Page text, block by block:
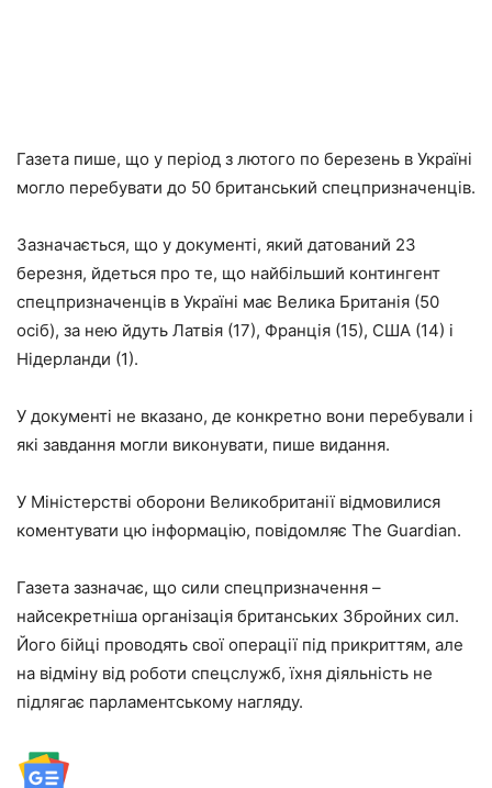
Газета пише, що у період з лютого по березень в Україні
могло перебувати до 50 британський спецпризначенців.
Зазначається, що у документі, який датований 23
березня, йдеться про те, що найбільший контингент
спецпризначенців в Україні має Велика Британія (50
осіб), за нею йдуть Латвія (17), Франція (15), США (14) і
Нідерланди (1).
У документі не вказано, де конкретно вони перебували і
які завдання могли виконувати, пише видання.
У Міністерстві оборони Великобританії відмовилися
коментувати цю інформацію, повідомляє The Guardian.
Газета зазначає, що сили спецпризначення –
найсекретніша організація британських Збройних сил.
Його бійці проводять свої операції під прикриттям, але
на відміну від роботи спецслужб, їхня діяльність не
підлягає парламентському нагляду.